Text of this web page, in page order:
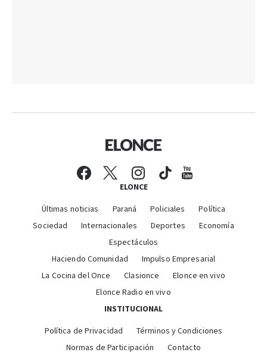
ELONCE
Últimas noticias Paraná Policiales
Política
Sociedad
Internacionales Deportes
Economía
Espectáculos
Haciendo Comunidad
Impulso Empresarial
La Cocina del Once
Clasionce
Elonce en vivo
Elonce Radio en vivo
INSTITUCIONAL
Política de Privacidad
Términos y Condiciones
Normas de Participación
Contacto